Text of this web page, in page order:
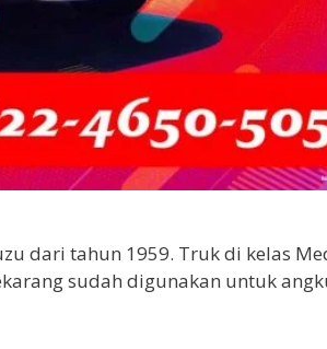
dari tahun 1959. Truk di kelas
sudah digunakan untuk